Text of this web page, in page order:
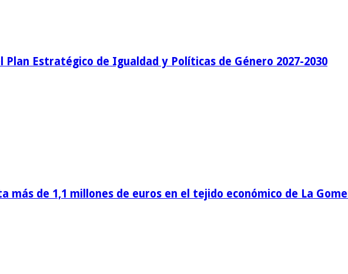
Estratégico de Igualdad y Políticas de Género 2027-2030
más de 1,1 millones de euros en el tejido económico de La